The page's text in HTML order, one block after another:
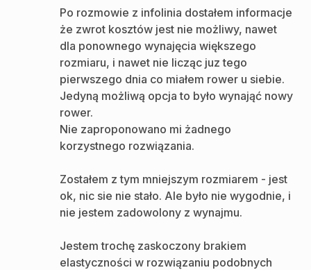
Po rozmowie z infolinia dostałem informacje
że zwrot kosztów jest nie możliwy, nawet
dla ponownego wynajęcia większego
rozmiaru, i nawet nie licząc juz tego
pierwszego dnia co miałem rower u siebie.
Jedyną możliwą opcja to było wynająć nowy
rower.
Nie zaproponowano mi żadnego
korzystnego rozwiązania.
Zostałem z tym mniejszym rozmiarem - jest
ok, nic sie nie stało. Ale było nie wygodnie, i
nie jestem zadowolony z wynajmu.
Jestem trochę zaskoczony brakiem
elastyczności w rozwiązaniu podobnych